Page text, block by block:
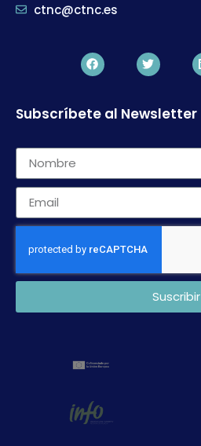
ctnc@ctnc.es
Subscríbete al Newsletter
Suscribir